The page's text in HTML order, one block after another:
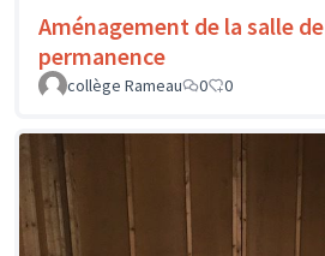
Aménagement de la salle de
permanence
collège Rameau
0 0